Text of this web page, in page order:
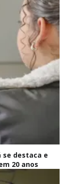
se destaca e
20 anos